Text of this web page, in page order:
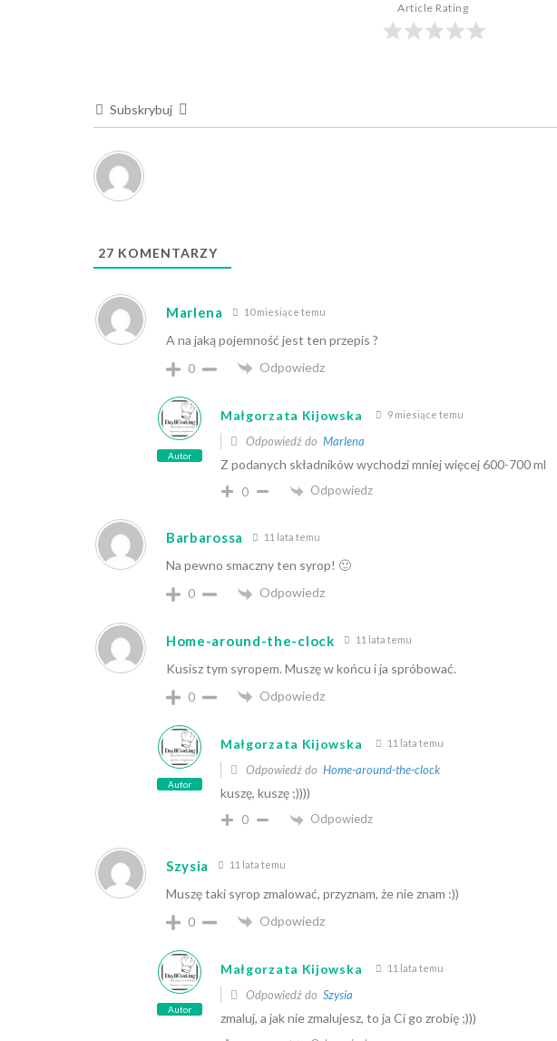
Article Rating
Subskrybuj
27 KOMENTARZY
Marlena 10 miesiące temu
A na jaką pojemność jest ten przepis ?
0
Odpowiedz
Autor
Małgorzata Kijowska 9 miesiące temu
Odpowiedź do Marlena
Z podanych składników wychodzi mniej więcej 600-700 ml
0 Odpowiedz
Barbarossa 11 lata temu
Na pewno smaczny ten syrop! 🙂
0
Odpowiedz
Home-around-the-clock 11 lata temu
Kusisz tym syropem. Muszę w końcu i ja spróbować.
0
Odpowiedz
Autor
Małgorzata Kijowska 11 lata temu
Odpowiedź do Home-around-the-clock
kuszę, kuszę ;))))
0 Odpowiedz
Szysia 11 lata temu
Muszę taki syrop zmalować, przyznam, że nie znam :))
0
Odpowiedz
Autor
Małgorzata Kijowska 11 lata temu
Odpowiedź do Szysia
zmaluj, a jak nie zmalujesz, to ja Ci go zrobię ;)))